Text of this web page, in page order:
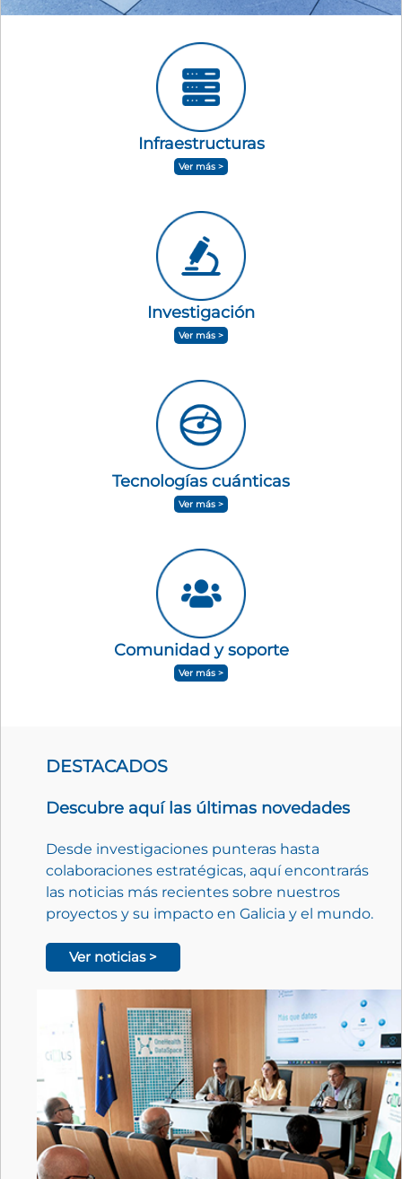
Infraestructuras
Ver más >
Investigación
Ver más >
Tecnologías cuánticas
Ver más >
Comunidad y soporte
Ver más >
DESTACADOS
Descubre aquí las últimas novedades
Desde investigaciones punteras hasta
colaboraciones estratégicas, aquí encontrarás
las noticias más recientes sobre nuestros
proyectos y su impacto en Galicia y el mundo.
Ver noticias >